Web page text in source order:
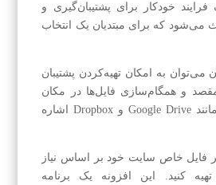
فرایند خودکار برای پشتیبان‌گیری و
می‌شود که برای مبتدیان یک انتخاب
می‌توان به امکان تهیه‌کردن پشتیبان
و همگام‌سازی فایل‌ها در مکان
پشتیبان‌گیری ریموت مانند Google Drive و Dropbox اشاره
فایل خاص سایت خود بر اساس نیاز
کنید. این افزونه یک برنامه